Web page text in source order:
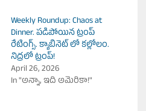
Weekly Roundup: Chaos at
Dinner. పడిపోయిన ట్రంప్
రేటింగ్స్. క్యాబినెట్ లో కల్లోలం.
నిద్రలో ట్రంప్!
April 26, 2026
In "అన్నా, ఇది అమెరికా!"